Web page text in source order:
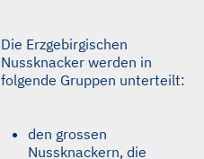
Die Erzgebirgischen
Nussknacker werden in
folgende Gruppen unterteilt:
den grossen
Nussknackern, die